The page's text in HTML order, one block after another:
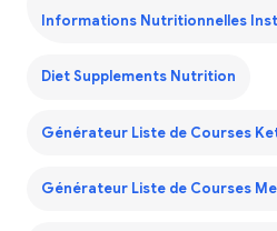
Informations Nutritionnelles
Diet Supplements Nutrition
Générateur Liste de Courses
Générateur Liste de Courses